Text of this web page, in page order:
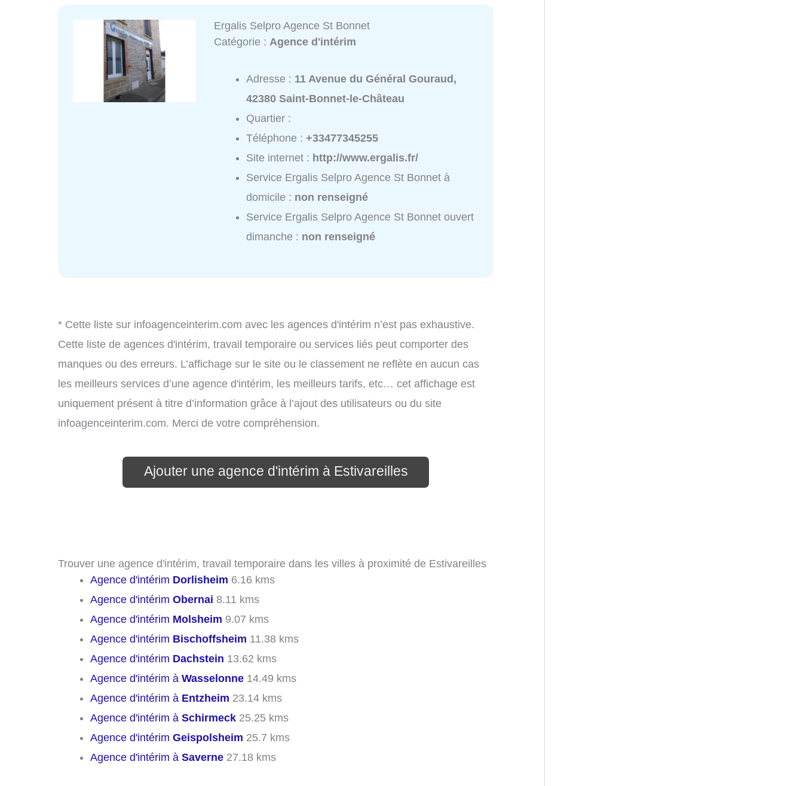
Ergalis Selpro Agence St Bonnet
Catégorie :Agence d'intérim
Adresse : 11 Avenue du Général Gouraud,
42380 Saint-Bonnet-le-Château
Quartier :
Téléphone :+33477345255
Site internet : http://www.ergalis.fr/
Service Ergalis Selpro Agence St Bonnet à
domicile : non renseigné
Service Ergalis Selpro Agence St Bonnet ouvert
dimanche : non renseigné
* Cette liste sur infoagenceinterim.com avec les agences d'intérim n’est pas exhaustive.
Cette liste de agences d'intérim, travail temporaire ou services liés peut comporter des
manques ou des erreurs. L’affichage sur le site ou le classement ne reflète en aucun cas
les meilleurs services d’une agence d'intérim, les meilleurs tarifs, etc… cet affichage est
uniquement présent à titre d’information grâce à l’ajout des utilisateurs ou du site
infoagenceinterim.com. Merci de votre compréhension.
Ajouter une agence d'intérim à Estivareilles
Trouver une agence d'intérim, travail temporaire dans les villes à proximité de Estivareilles
Agence d'intérim Dorlisheim 6.16 kms
Agence d'intérim Obernai 8.11 kms
Agence d'intérim Molsheim 9.07 kms
Agence d'intérim Bischoffsheim 11.38 kms
Agence d'intérim Dachstein 13.62 kms
Agence d'intérim à Wasselonne 14.49 kms
Agence d'intérim à Entzheim 23.14 kms
Agence d'intérim à Schirmeck 25.25 kms
Agence d'intérim Geispolsheim 25.7 kms
Agence d'intérim à Saverne 27.18 kms